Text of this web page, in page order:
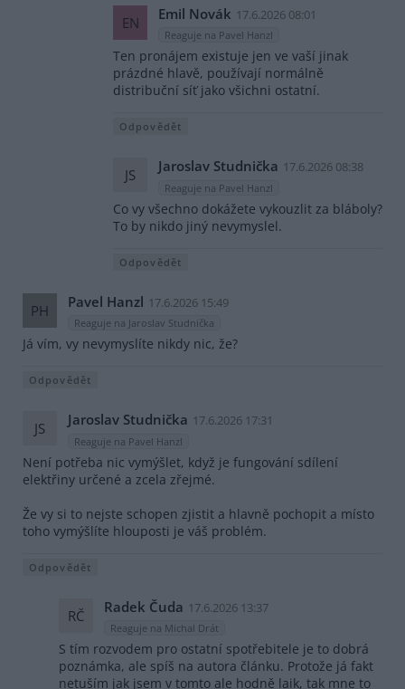
EN Emil Novák 17.6.2026 08:01
Reaguje na Pavel Hanzl
Ten pronájem existuje jen ve vaší jinak
prázdné hlavě, používají normálně
distribuční síť jako všichni ostatní.
Odpovědět
JS Jaroslav Studnička 17.6.2026 08:38
Reaguje na Pavel Hanzl
Co vy všechno dokážete vykouzlit za bláboly?
To by nikdo jiný nevymyslel.
Odpovědět
PH Pavel Hanzl 17.6.2026 15:49
Reaguje na Jaroslav Studnička
Já vím, vy nevymyslíte nikdy nic, že?
Odpovědět
JS Jaroslav Studnička 17.6.2026 17:31
Reaguje na Pavel Hanzl
Není potřeba nic vymýšlet, když je fungování sdílení
elektřiny určené a zcela zřejmé.
Že vy si to nejste schopen zjistit a hlavně pochopit a místo
toho vymýšlíte hlouposti je váš problém.
Odpovědět
RČ Radek Čuda 17.6.2026 13:37
Reaguje na Michal Drát
S tím rozvodem pro ostatní spotřebitele je to dobrá
poznámka, ale spíš na autora článku. Protože já fakt
netuším jak jsem v tomto ale hodně laik, tak mne to